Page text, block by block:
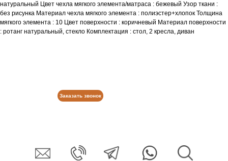
натуральный Цвет чехла мягкого элемента/матраса : бежевый Узор ткани :
без рисунка Материал чехла мягкого элемента : полиэстер+хлопок Толщина
мягкого элемента : 10 Цвет поверхности : коричневый Материал поверхности
: ротанг натуральный, стекло Комплектация : стол, 2 кресла, диван
Заказать звонок